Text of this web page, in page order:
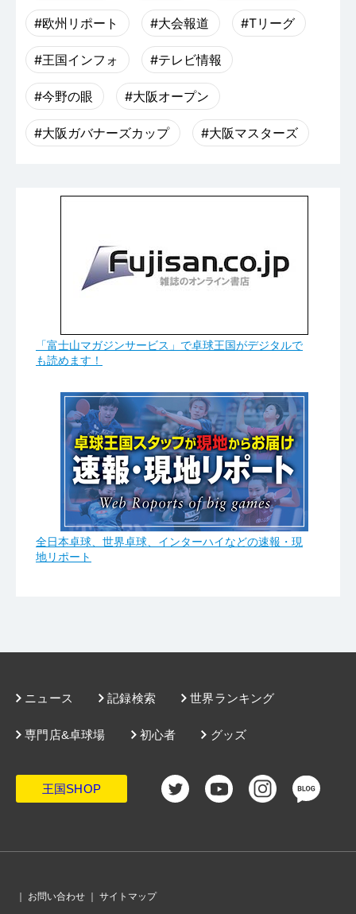
#欧州リポート #大会報道 #Tリーグ
#王国インフォ #テレビ情報
#今野の眼 #大阪オープン
#大阪ガバナーズカップ #大阪マスターズ
「富士山マガジンサービス」で卓球王国がデジタルで
も読めます！
全日本卓球、世界卓球、インターハイなどの速報・現
地リポート
ニュース 記録検索 世界ランキング
グッズ
専門店&卓球場 初心者
王国SHOP
｜ お問い合わせ ｜ サイトマップ